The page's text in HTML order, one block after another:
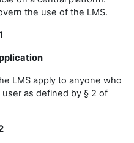
the use of the LMS.
LMS apply to anyone who
as defined by § 2 of